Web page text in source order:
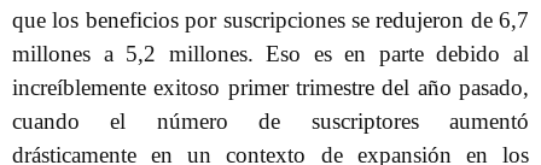
que los beneficios por suscripciones se redujeron de 6,7
millones a 5,2 millones. Eso es en parte debido al
increíblemente exitoso primer trimestre del año pasado,
cuando el número de suscriptores aumentó
drásticamente en un contexto de expansión en los